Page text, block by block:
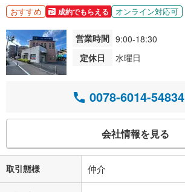
おすすめ 成約でもらえる オンライン対応可
営業時間 9:00-18:30
定休日
水曜日
0078-6014-54834
会社情報を見る
取引態様 仲介